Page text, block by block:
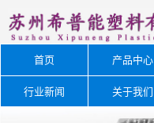
首页 产品中心
行业新闻 关于我们